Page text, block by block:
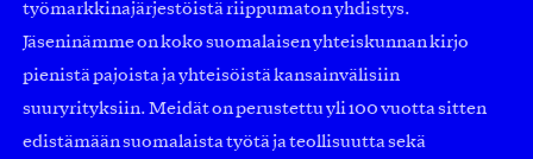
työmarkkinajärjestöistä riippumaton yhdistys.
Jäseninämme on koko suomalaisen yhteiskunnan kirjo
pienistä pajoista ja yhteisöistä kansainvälisiin
suuryrityksiin. Meidät on perustettu yli 100 vuotta sitten
edistämään suomalaista työtä ja teollisuutta sekä